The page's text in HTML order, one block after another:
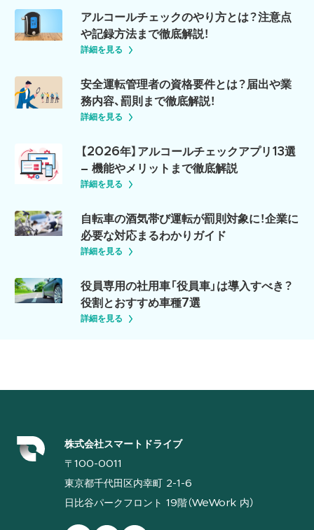
アルコールチェックのやり方とは？注意点
や記録方法まで徹底解説！
詳細を見る
安全運転管理者の資格要件とは？届出や業
務内容、罰則まで徹底解説！
詳細を見る
【2026年】アルコールチェックアプリ13選
– 機能やメリットまで徹底解説
詳細を見る
自転車の酒気帯び運転が罰則対象に！企業に
必要な対応まるわかりガイド
詳細を見る
役員専用の社用車「役員車」は導入すべき？
役割とおすすめ車種7選
詳細を見る
株式会社スマートドライブ
〒100-0011
東京都千代田区内幸町 2-1-6
日比谷パークフロント 19階（WeWork 内）